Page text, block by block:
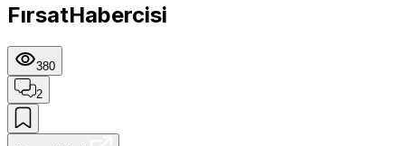
FırsatHabercisi
380
2